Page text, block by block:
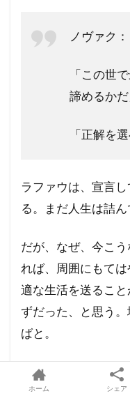
ノヴァク：
「この世
諦めるかだ
「正解を
ラファウは、宣言
る。まだ人生は詰ん
だが、なぜ、今こ
れば、周囲にもて
適な生活を送るこ
ずだった、と思う
ばと。
そのとき、独房の
の社会において、
ホーム シェア